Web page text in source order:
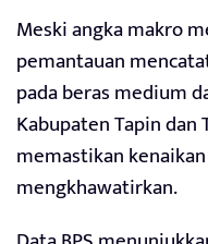
Meski angka makro
pemantauan
pada beras medium
Kabupaten Tapin dan
memastikan
mengkhawatirkan.